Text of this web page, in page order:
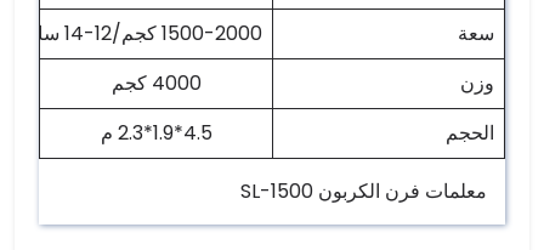
سعة
1500-2000 كجم/12-14 ساعة
وزن
4000 كجم
الحجم
4.5*1.9*2.3 م
معلمات فرن الكربون SL-1500